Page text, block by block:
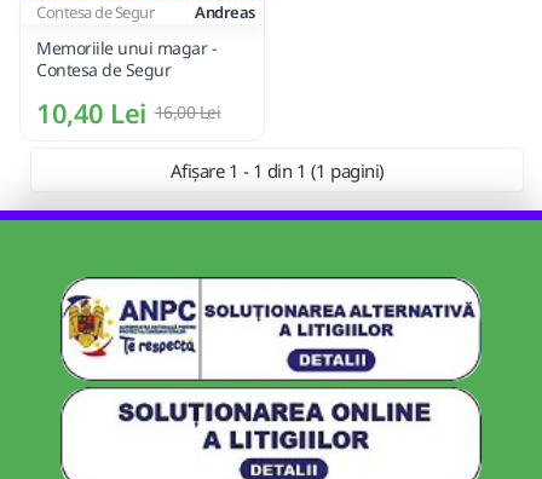
Contesa de Segur Andreas
Memoriile unui magar -
Contesa de Segur
10,40 Lei 16,00 Lei
Afișare 1 - 1 din 1 (1 pagini)